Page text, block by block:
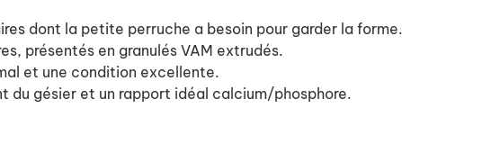
dont la petite perruche a besoin pour garder la forme.
présentés en granulés VAM extrudés.
et une condition excellente.
du gésier et un rapport idéal calcium/phosphore.